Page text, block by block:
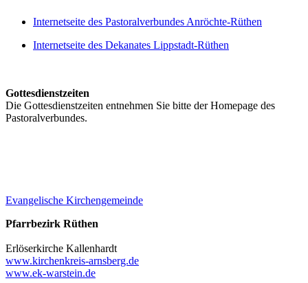
Internetseite des Pastoralverbundes Anröchte-Rüthen
Internetseite des Dekanates Lippstadt-Rüthen
Gottesdienstzeiten
Die Gottesdienstzeiten entnehmen Sie bitte der Homepage des
Pastoralverbundes.
Evangelische Kirchengemeinde
Pfarrbezirk Rüthen
Erlöserkirche Kallenhardt
www.kirchenkreis-arnsberg.de
www.ek-warstein.de